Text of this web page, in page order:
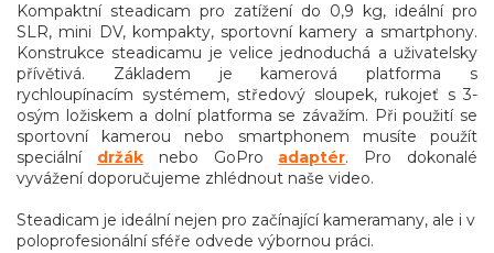
Kompaktní steadicam pro zatížení do 0,9 kg, ideální pro
SLR, mini DV, kompakty, sportovní kamery a smartphony.
Konstrukce steadicamu je velice jednoduchá a uživatelsky
přívětivá. Základem je kamerová platforma s
rychloupínacím systémem, středový sloupek, rukojeť s 3-
osým ložiskem a dolní platforma se závažím. Při použití se
sportovní kamerou nebo smartphonem musíte použít
speciální držáknebo GoPro adaptér. Pro dokonalé
vyvážení doporučujeme zhlédnout naše video.
Steadicam je ideální nejen pro začínající kameramany, ale i v
poloprofesionální sféře odvede výbornou práci.